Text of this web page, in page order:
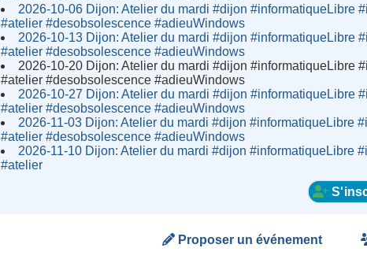
2026-10-06 Dijon: Atelier du mardi #dijon #informatiqueLibre
#atelier #desobsolescence #adieuWindows
2026-10-13 Dijon: Atelier du mardi #dijon #informatiqueLibre
#atelier #desobsolescence #adieuWindows
2026-10-20 Dijon: Atelier du mardi #dijon #informatiqueLibre
#atelier #desobsolescence #adieuWindows
2026-10-27 Dijon: Atelier du mardi #dijon #informatiqueLibre
#atelier #desobsolescence #adieuWindows
2026-11-03 Dijon: Atelier du mardi #dijon #informatiqueLibre
#atelier #desobsolescence #adieuWindows
2026-11-10 Dijon: Atelier du mardi #dijon #informatiqueLibre
#atelier
Proposer un événement